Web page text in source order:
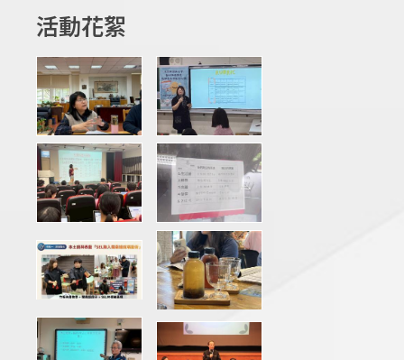
活動花絮